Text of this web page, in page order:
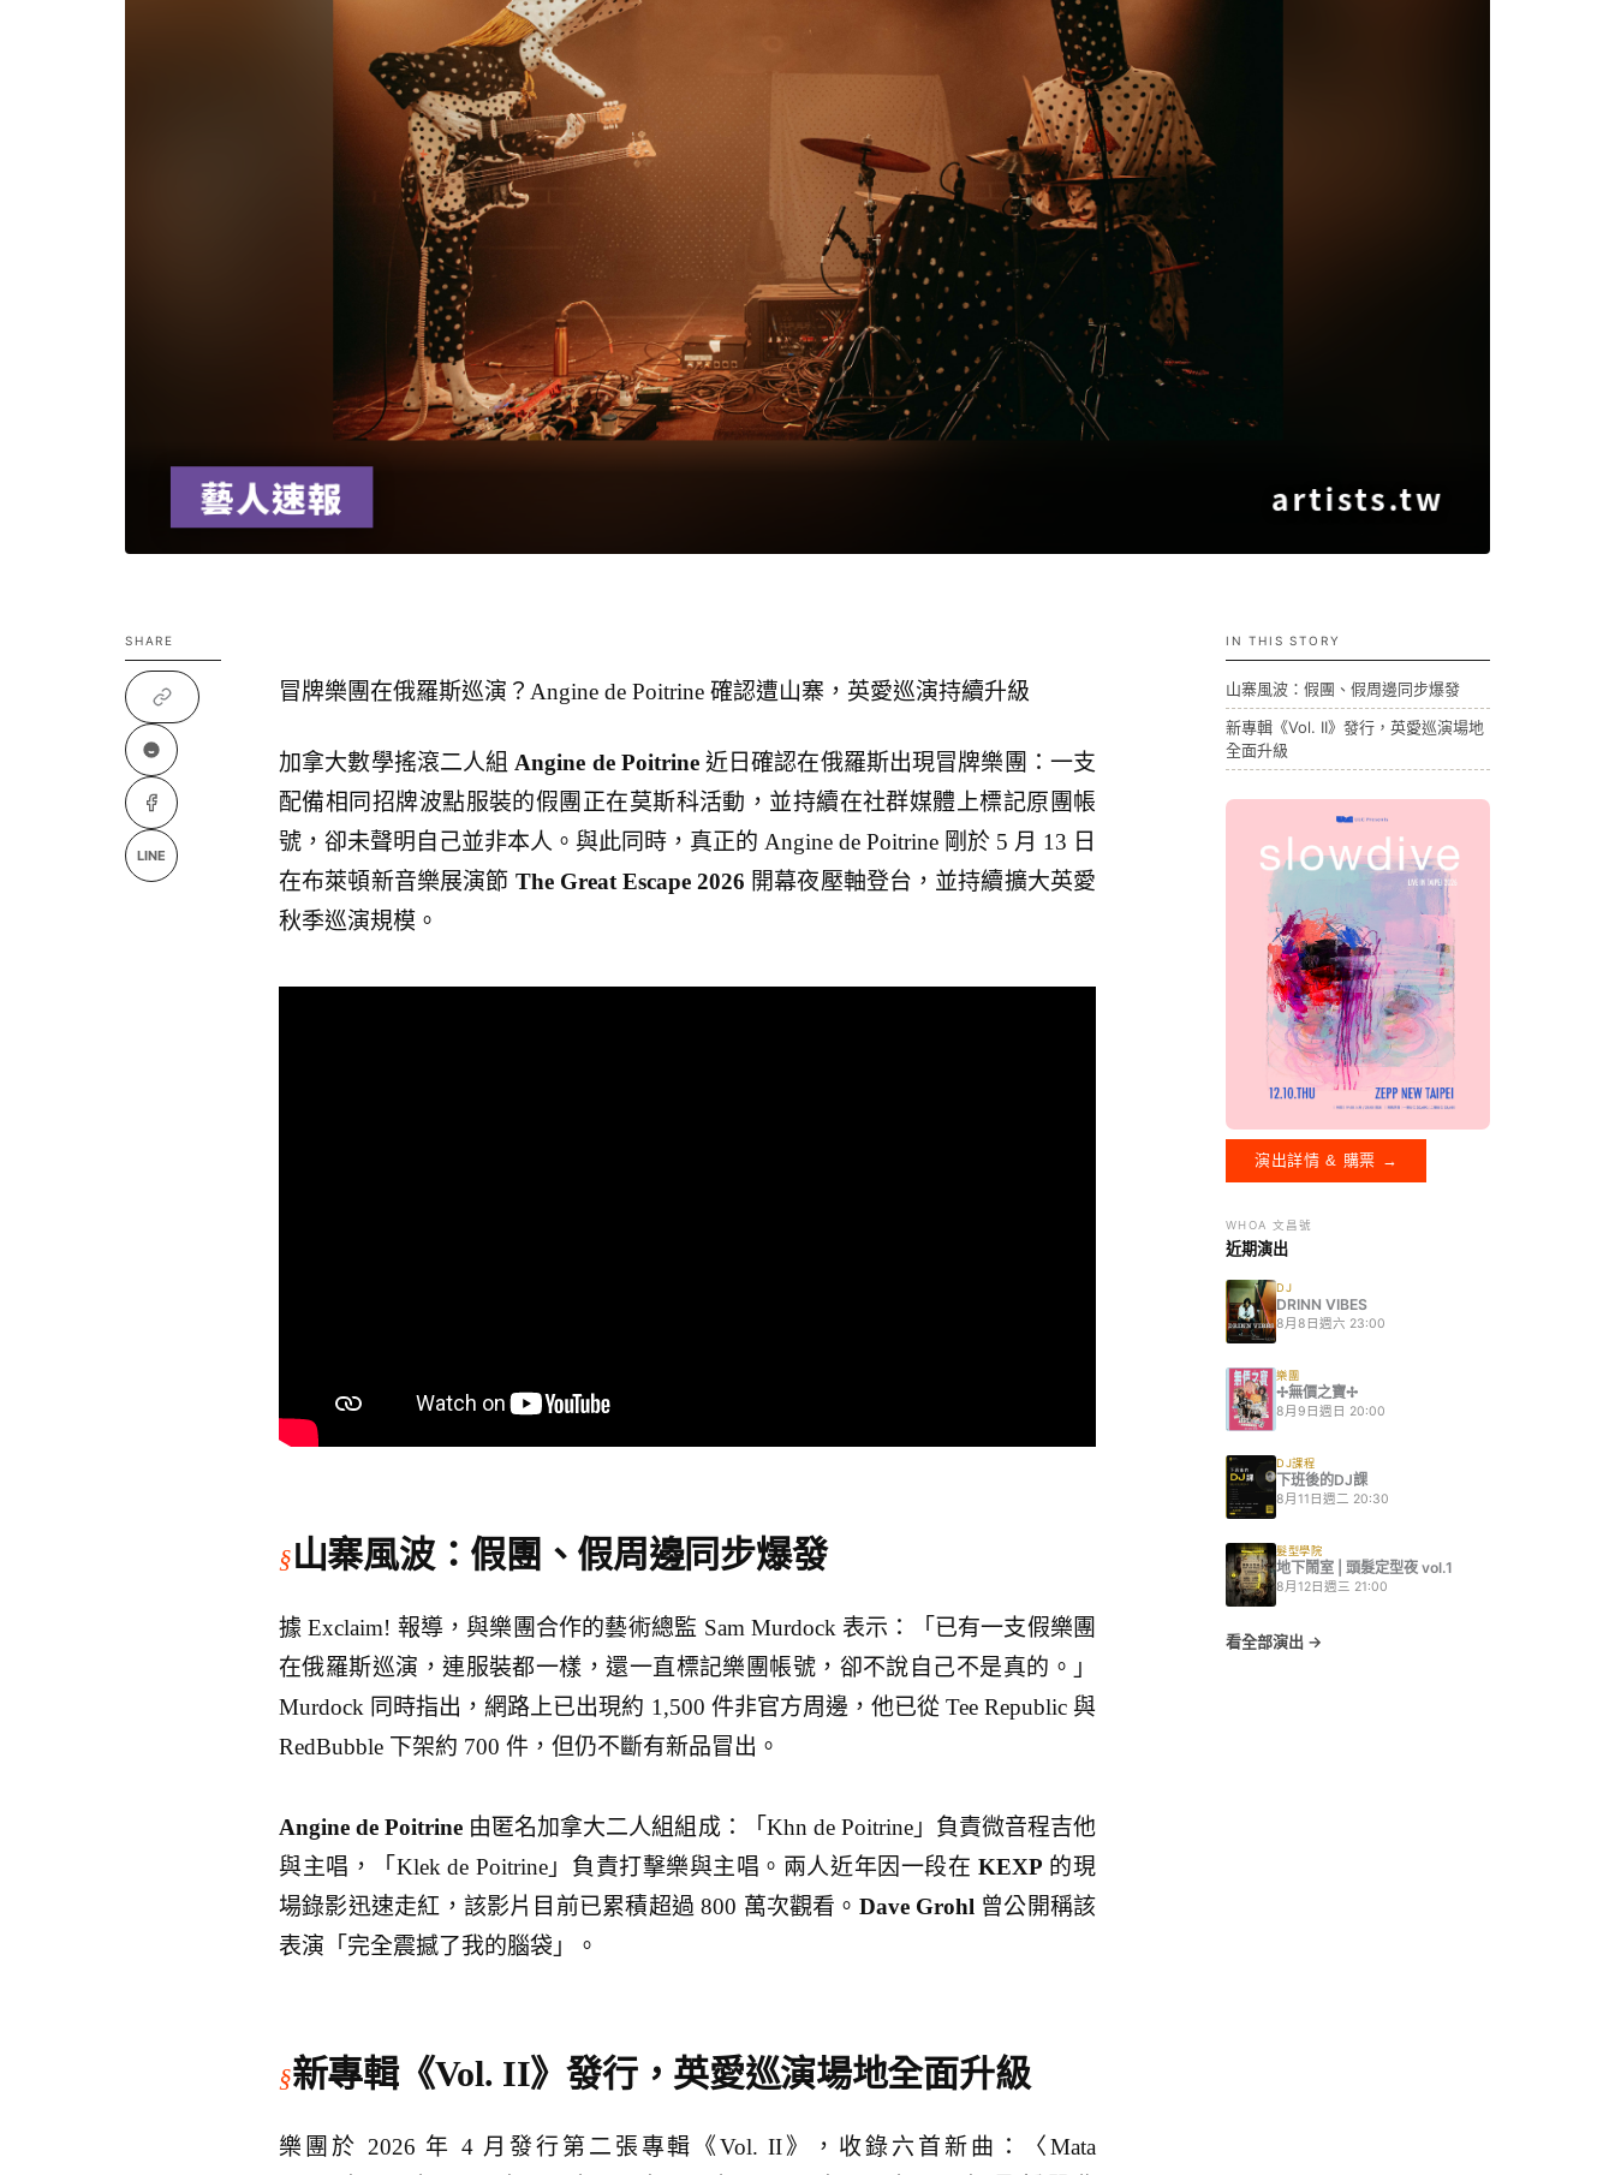
SHARE
LINE
冒牌樂團在俄羅斯巡演？Angine de Poitrine 確認遭山寨，英愛巡演持續升級
加拿大數學搖滾二人組Angine de Poitrine近日確認在俄羅斯出現冒牌樂團：一支
配備相同招牌波點服裝的假團正在莫斯科活動，並持續在社群媒體上標記原團帳
號，卻未聲明自己並非本人。與此同時，真正的 Angine de Poitrine 剛於 5 月 13 日
在布萊頓新音樂展演節 The Great Escape 2026 開幕夜壓軸登台，並持續擴大英愛
秋季巡演規模。
山寨風波：假團、假周邊同步爆發
據 Exclaim! 報導，與樂團合作的藝術總監 Sam Murdock 表示：「已有一支假樂團
在俄羅斯巡演，連服裝都一樣，還一直標記樂團帳號，卻不說自己不是真的。」
Murdock 同時指出，網路上已出現約 1,500 件非官方周邊，他已從 Tee Republic 與
RedBubble 下架約 700 件，但仍不斷有新品冒出。
Angine de Poitrine 由匿名加拿大二人組組成：「Khn de Poitrine」負責微音程吉他
與主唱，「Klek de Poitrine」負責打擊樂與主唱。兩人近年因一段在 KEXP 的現
場錄影迅速走紅，該影片目前已累積超過 800 萬次觀看。 Dave Grohl 曾公開稱該
表演「完全震撼了我的腦袋」。
新專輯《Vol. II》發行，英愛巡演場地全面升級
樂團於 2026 年 4 月發行第二張專輯《Vol. II》，收錄六首新曲：〈Mata
IN THIS STORY
山寨風波：假團、假周邊同步爆發
新專輯《Vol. II》發行，英愛巡演場地
全面升級
演出詳情 & 購票 →
WHOA 文昌號
近期演出
DJ
DRINN VIBES
8月8日週六 23:00
樂團
✢無價之寶✢
8月9日週日 20:00
DJ課程
下班後的DJ課
8月11日週二 20:30
髮型學院
地下鬧室 | 頭髮定型夜 vol.1
8月12日週三 21:00
看全部演出 →